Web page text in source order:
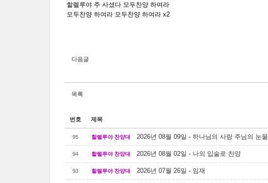
할렐루야 주 사셨다 모두찬양 하여라
모두찬양 하여라 모두찬양 하여라 x2
다음글
목록
번호 제목
95 할렐루야 찬양대 2026년 08월 09일 - 하나님의 사랑 주님의 눈물
94 할렐루야 찬양대 2026년 08월 02일 - 나의 입술로 찬양
93 할렐루야 찬양대 2026년 07월 26일 - 임재